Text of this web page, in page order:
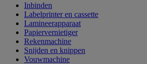
Inbinden
Labelprinter en cassette
Lamineerapparaat
Papiervernietiger
Rekenmachine
Snijden en knippen
Vouwmachine